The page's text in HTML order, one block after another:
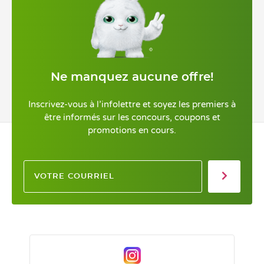
Ne manquez aucune offre!
Inscrivez-vous à l’infolettre et soyez les premiers à
être informés sur les concours, coupons et
promotions en cours.